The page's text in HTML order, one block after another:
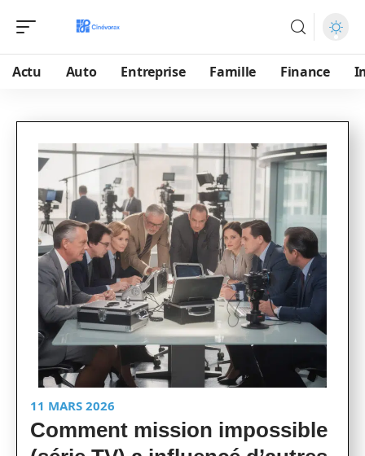
Actu Auto Entreprise Famille Finance
11 MARS 2026
Comment mission impossible